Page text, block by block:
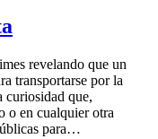
revelando que un
transportarse por la
curiosidad que,
o en cualquier otra
para…